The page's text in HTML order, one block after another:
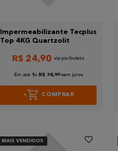
Impermeabilizante Tecplus
Top 4KG Quartzolit
R$ 24,90
Em até 1 x R$ 24 ,90 sem juros
COMPRAR
MAIS VENDIDOS